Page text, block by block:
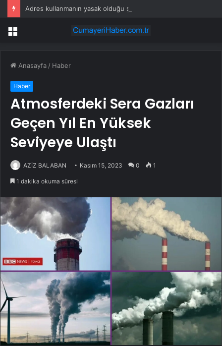
Menü
Anasayfa / Haber
Haber
Atmosferdeki Sera Gazları
Geçen Yıl En Yüksek
Seviyeye Ulaştı
AZİZ BALABAN Kasım 15, 2023 0 1
1 dakika okuma süresi